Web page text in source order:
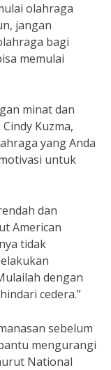
olahraga
jangan
bagi
memulai
minat dan
Kuzma,
yang Anda
untuk
dan
American
tidak
dengan
cedera.”
sebelum
mengurangi
National